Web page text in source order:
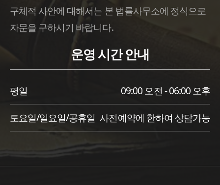
구체적 사안에 대해서는 본 법률사무소에 정식으로
자문을 구하시기 바랍니다.
운영 시간 안내
평일 09:00 오전 - 06:00 오후
토요일/일요일/공휴일 사전예약에 한하여 상담가능